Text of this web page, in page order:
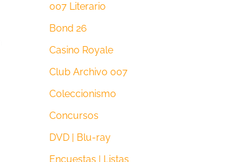
007 Literario
Bond 26
Casino Royale
Club Archivo 007
Coleccionismo
Concursos
DVD | Blu-ray
Encuestas | Listas